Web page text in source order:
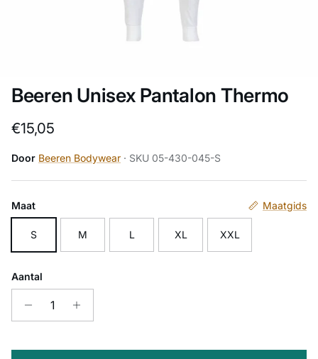
Beeren Unisex Pantalon Thermo
Reguliere prijs
€15,05
Door Beeren Bodywear · SKU 05-430-045-S
Maat Maatgids
S M L XL XXL
Aantal